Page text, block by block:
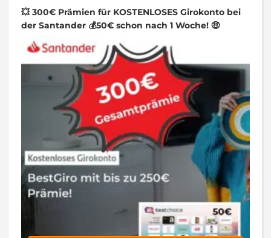
💥 300€ Prämien für KOSTENLOSES Girokonto bei
der Santander 💰50€ schon nach 1 Woche! 🤑